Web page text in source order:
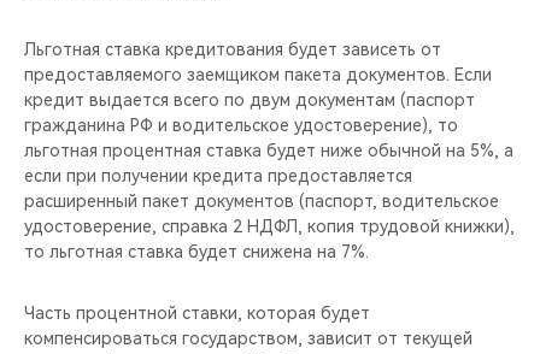
Льготная ставка кредитования будет зависеть от
предоставляемого заемщиком пакета документов. Если
кредит выдается всего по двум документам (паспорт
гражданина РФ и водительское удостоверение), то
льготная процентная ставка будет ниже обычной на 5%, а
если при получении кредита предоставляется
расширенный пакет документов (паспорт, водительское
удостоверение, справка 2 НДФЛ, копия трудовой книжки),
то льготная ставка будет снижена на 7%.
Часть процентной ставки, которая будет
компенсироваться государством, зависит от текущей